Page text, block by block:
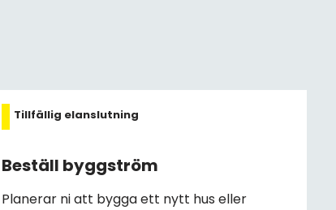
Tillfällig elanslutning
Beställ byggström
Planerar ni att bygga ett nytt hus eller